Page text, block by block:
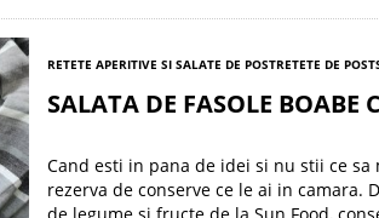
RETETE APERITIVE SI SALATE DE POSTRETETE DE POST
SALATA DE FASOLE BOABE
Cand esti in pana de idei si nu stii ce
rezerva de conserve ce le ai in camara.